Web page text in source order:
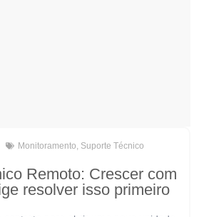
Monitoramento Suporte Técnico
Remoto: Crescer com
resolver isso primeiro